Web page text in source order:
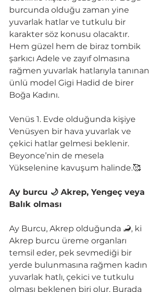
burcunda olduğu zaman yine
yuvarlak hatlar ve tutkulu bir
karakter söz konusu olacaktır.
Hem güzel hem de biraz tombik
şarkıcı Adele ve zayıf olmasına
rağmen yuvarlak hatlarıyla tanınan
ünlü model Gigi Hadid de birer
Boğa Kadını.
Venüs 1. Evde olduğunda kişiye
Venüsyen bir hava yuvarlak ve
çekici hatlar gelmesi beklenir.
Beyonce’nin de mesela
Yükselenine kavuşum halinde.🥰
Ay burcu 🌙 Akrep, Yengeç veya
Balık olması
Ay Burcu, Akrep olduğunda 🦂, ki
Akrep burcu üreme organları
temsil eder, pek sevmediği bir
yerde bulunmasına rağmen kadın
yuvarlak hatlı, çekici ve tutkulu
olması beklenen biri olur. Burada